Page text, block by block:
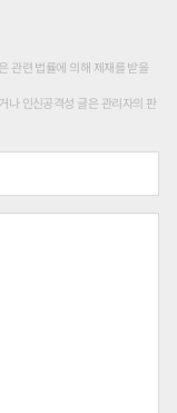
관련 법률에 의해 제재를 받을
나 인신공격성 글은 관리자의 판